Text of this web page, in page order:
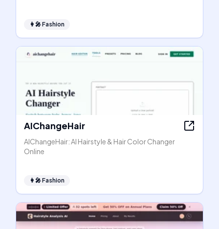
👩‍🎤Fashion
AIChangeHair
AIChangeHair: AI Hairstyle & Hair Color Changer
Online
👩‍🎤Fashion